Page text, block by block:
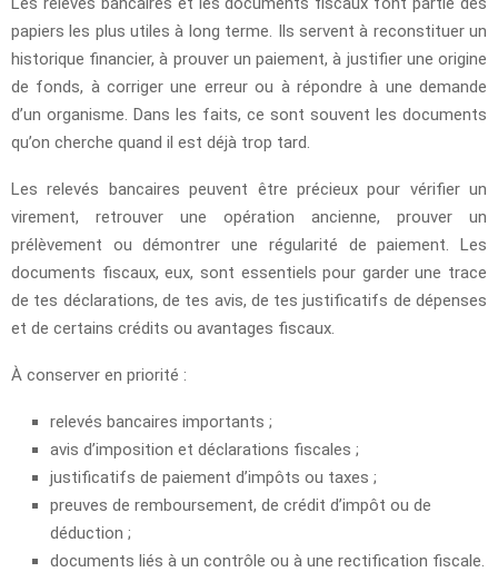
papiers les plus utiles à long terme. Ils servent à reconstituer un
historique financier, à prouver un paiement, à justifier une origine
de fonds, à corriger une erreur ou à répondre à une demande
d’un organisme. Dans les faits, ce sont souvent les documents
qu’on cherche quand il est déjà trop tard.
Les relevés bancaires peuvent être précieux pour vérifier un
virement, retrouver une opération ancienne, prouver un
prélèvement ou démontrer une régularité de paiement. Les
documents fiscaux, eux, sont essentiels pour garder une trace
de tes déclarations, de tes avis, de tes justificatifs de dépenses
et de certains crédits ou avantages fiscaux.
À conserver en priorité :
relevés bancaires importants ;
avis d’imposition et déclarations fiscales ;
justificatifs de paiement d’impôts ou taxes ;
preuves de remboursement, de crédit d’impôt ou de
déduction ;
documents liés à un contrôle ou à une rectification fiscale.